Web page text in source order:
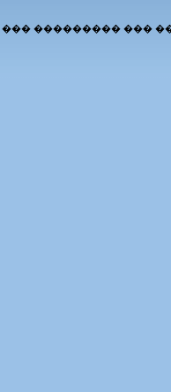
��� ��������� ���